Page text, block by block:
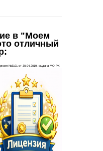
в "Моем
отличный